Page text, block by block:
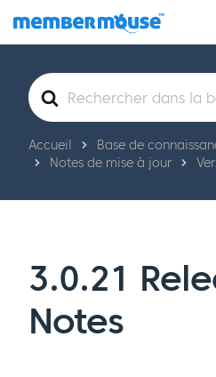
Caractéristiques Clients
Commencer
Rechercher
Accueil
Base de
Notes de mise à jour
3.0.21
Notes